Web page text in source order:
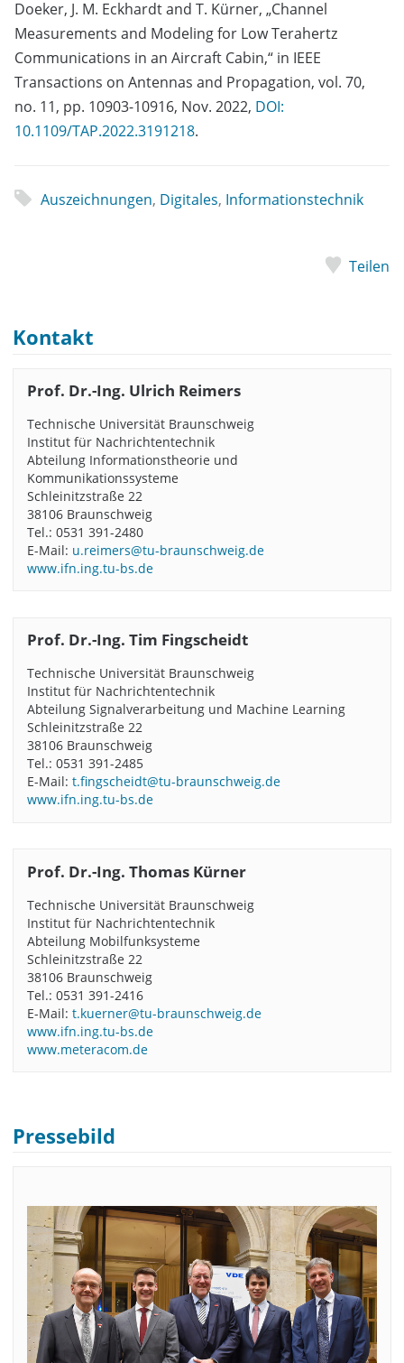
Doeker, J. M. Eckhardt and T. Kürner, „Channel
Measurements and Modeling for Low Terahertz
Communications in an Aircraft Cabin,“ in IEEE
Transactions on Antennas and Propagation, vol. 70,
no. 11, pp. 10903-10916, Nov. 2022, DOI:
10.1109/TAP.2022.3191218.
Auszeichnungen, Digitales, Informationstechnik
Teilen
Kontakt
Prof. Dr.-Ing. Ulrich Reimers
Technische Universität Braunschweig
Institut für Nachrichtentechnik
Abteilung Informationstheorie und
Kommunikationssysteme
Schleinitzstraße 22
38106 Braunschweig
Tel.: 0531 391-2480
E-Mail: u.reimers@tu-braunschweig.de
www.ifn.ing.tu-bs.de
Prof. Dr.-Ing. Tim Fingscheidt
Technische Universität Braunschweig
Institut für Nachrichtentechnik
Abteilung Signalverarbeitung und Machine Learning
Schleinitzstraße 22
38106 Braunschweig
Tel.: 0531 391-2485
E-Mail: t.fingscheidt@tu-braunschweig.de
www.ifn.ing.tu-bs.de
Prof. Dr.-Ing. Thomas Kürner
Technische Universität Braunschweig
Institut für Nachrichtentechnik
Abteilung Mobilfunksysteme
Schleinitzstraße 22
38106 Braunschweig
Tel.: 0531 391-2416
E-Mail: t.kuerner@tu-braunschweig.de
www.ifn.ing.tu-bs.de
www.meteracom.de
Pressebild